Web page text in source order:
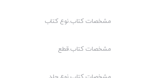
مشخصات کتاب.نوع کتاب
مشخصات کتاب.قطع